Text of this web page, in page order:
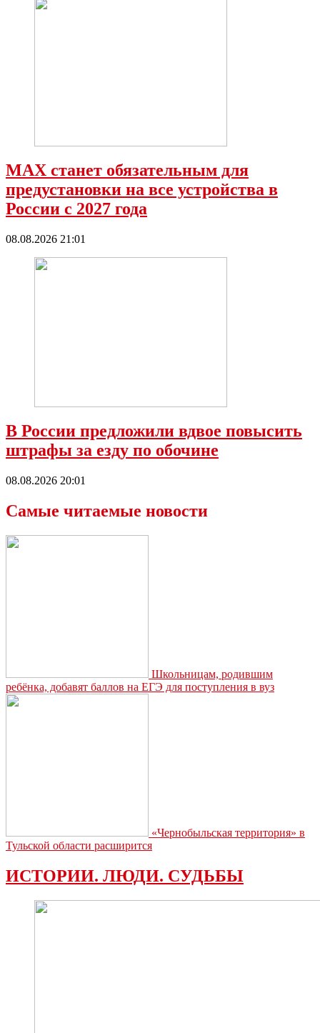
МАХ станет обязательным для
предустановки на все устройства в
России с 2027 года
08.08.2026 21:01
В России предложили вдвое повысить
штрафы за езду по обочине
08.08.2026 20:01
Самые читаемые новости
Школьницам, родившим
ребёнка, добавят баллов на ЕГЭ для поступления в вуз
«Чернобыльская территория» в
Тульской области расширится
ИСТОРИИ. ЛЮДИ. СУДЬБЫ